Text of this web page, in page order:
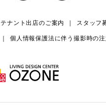
テナント出店のご案内 スタッフ
個人情報保護法に伴う撮影時の